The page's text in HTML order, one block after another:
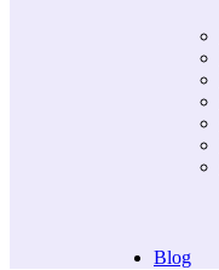
Blog